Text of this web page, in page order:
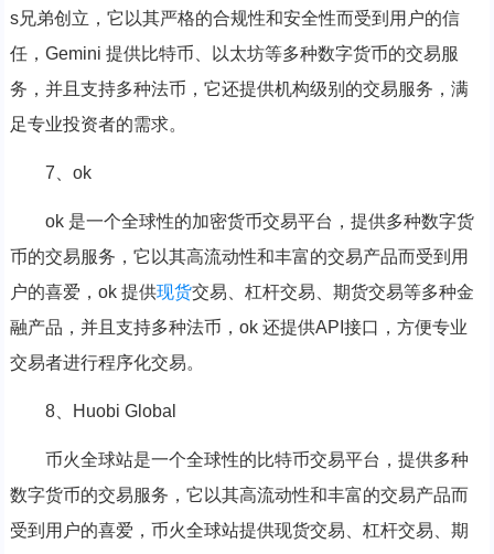
s兄弟创立，它以其严格的合规性和安全性而受到用户的信
任，Gemini 提供比特币、以太坊等多种数字货币的交易服
务，并且支持多种法币，它还提供机构级别的交易服务，满
足专业投资者的需求。
7、ok
ok 是一个全球性的加密货币交易平台，提供多种数字货
币的交易服务，它以其高流动性和丰富的交易产品而受到用
户的喜爱，ok 提供现货交易、杠杆交易、期货交易等多种金
融产品，并且支持多种法币，ok 还提供API接口，方便专业
交易者进行程序化交易。
8、Huobi Global
币火全球站是一个全球性的比特币交易平台，提供多种
数字货币的交易服务，它以其高流动性和丰富的交易产品而
受到用户的喜爱，币火全球站提供现货交易、杠杆交易、期